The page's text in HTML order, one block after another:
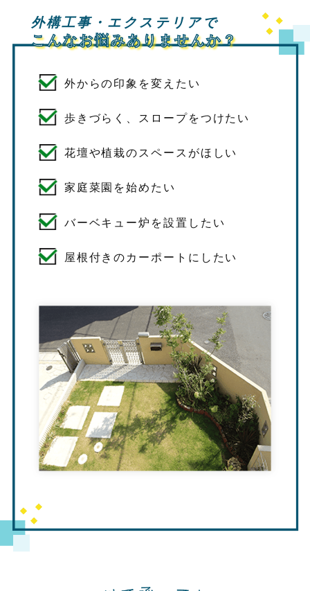
外構工事・エクステリアで
こんなお悩みありませんか？
外からの印象を変えたい
歩きづらく、スロープをつけたい
花壇や植栽のスペースがほしい
家庭菜園を始めたい
バーベキュー炉を設置したい
屋根付きのカーポートにしたい